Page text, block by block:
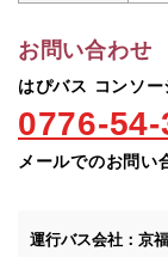
お問い合わせ
はぴバス コンソ
0776-
メールでのお問い
運行バス会社： 京